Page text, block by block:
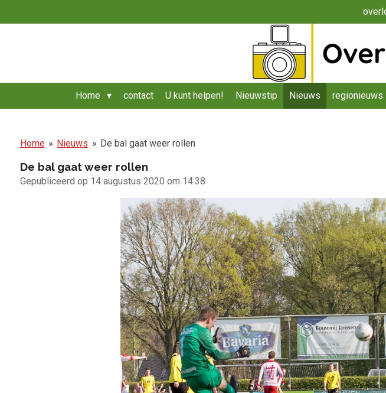
direct
Home contact U kunt helpen! Nieuwstip Nieuws regionieuws
Home » Nieuws » De bal gaat weer rollen
De bal gaat weer rollen
Gepubliceerd op 14 augustus 2020 om 14:38